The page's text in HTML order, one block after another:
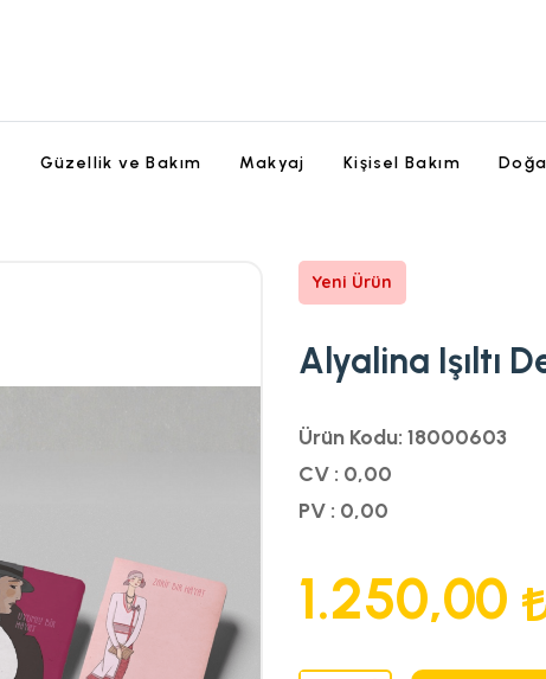
Güzellik ve Bakım Makyaj Kişisel Bakım
Yeni Ürün
Alyalina Işıltı
Ürün Kodu: 18000603
CV : 0,00
PV : 0,00
1.250,00